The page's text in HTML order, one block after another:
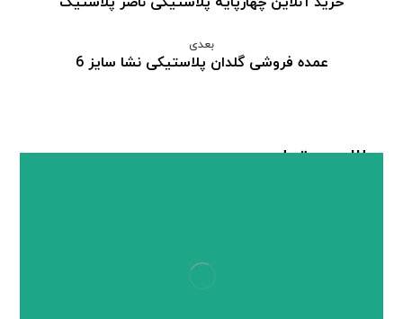
بعدی
عمده فروشی گلدان پلاستیکی نشا سایز 6
مطالب مرتبط ...